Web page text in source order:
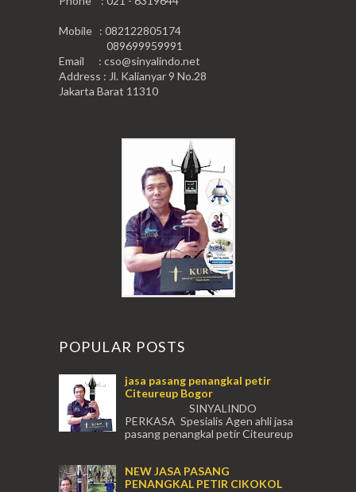
Mobile : 082122805174
089699959991
Email : cso@sinyalindo.net
Address : Jl. Kalianyar 9 No.28
Jakarta Barat 11310
POPULAR POSTS
jasa pasang penangkal petir
Citeureup Bogor
SINYALINDO
PERKASA Spesialis Agen ahli jasa
pasang penangkal petir Citeureup
NEW JASA PASANG
PENANGKAL PETIR CIKOKOL